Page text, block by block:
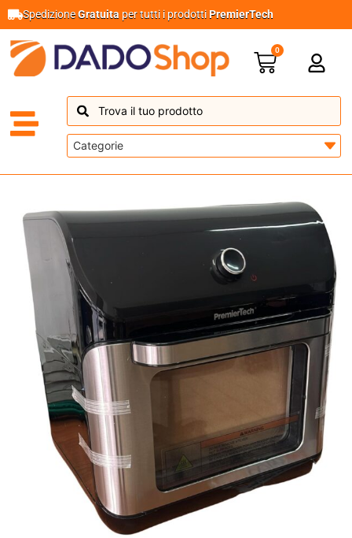
SpedizioneGratuita per tutti i prodottiPremierTech
0